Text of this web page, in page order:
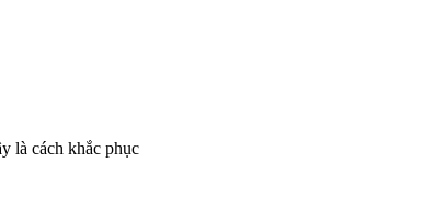
là cách khắc phục